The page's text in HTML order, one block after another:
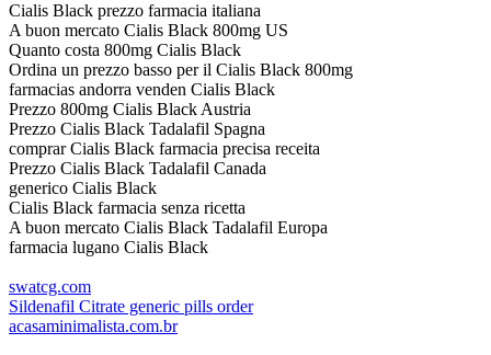
Cialis Black prezzo farmacia italiana
A buon mercato Cialis Black 800mg US
Quanto costa 800mg Cialis Black
Ordina un prezzo basso per il Cialis Black 800mg
farmacias andorra venden Cialis Black
Prezzo 800mg Cialis Black Austria
Prezzo Cialis Black Tadalafil Spagna
comprar Cialis Black farmacia precisa receita
Prezzo Cialis Black Tadalafil Canada
generico Cialis Black
Cialis Black farmacia senza ricetta
A buon mercato Cialis Black Tadalafil Europa
farmacia lugano Cialis Black
swatcg.com
Sildenafil Citrate generic pills order
acasaminimalista.com.br